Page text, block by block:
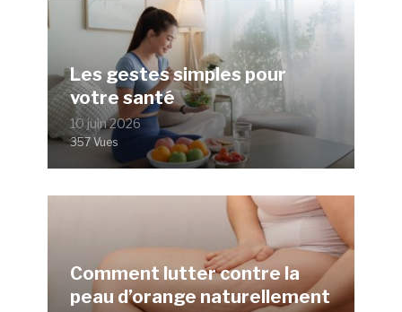
Les gestes simples pour
votre santé
10 juin 2026
357 Vues
Comment lutter contre la
peau d’orange naturellement